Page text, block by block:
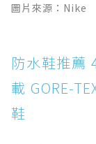
圖片來源：Nike
防水鞋推薦
載 GORE-
鞋